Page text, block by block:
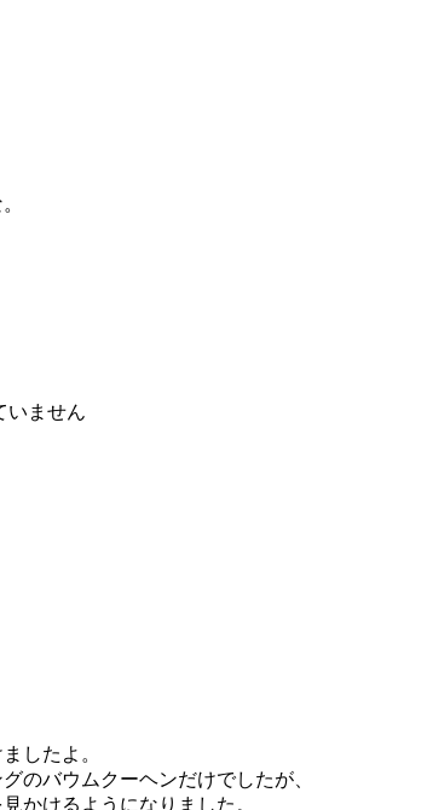
いません
したよ。
のバウムクーヘンだけでしたが、
かけるようになりました。